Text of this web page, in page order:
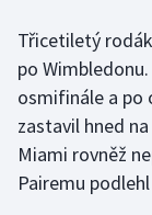
Florbal
Futsal
Golf
Gymnastika
Třicetiletý
po
osmifinále a po
zastavil hned
Miami rovněž
Pairemu